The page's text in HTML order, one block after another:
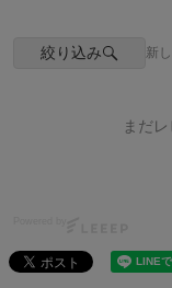
絞り込み 新
まだ